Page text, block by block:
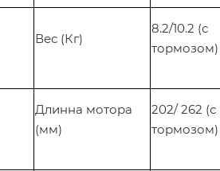
Вес (Кг)
8.2/10.2 (с
тормозом)
Длинна мотора
(мм)
202/ 262 (с
тормозом)